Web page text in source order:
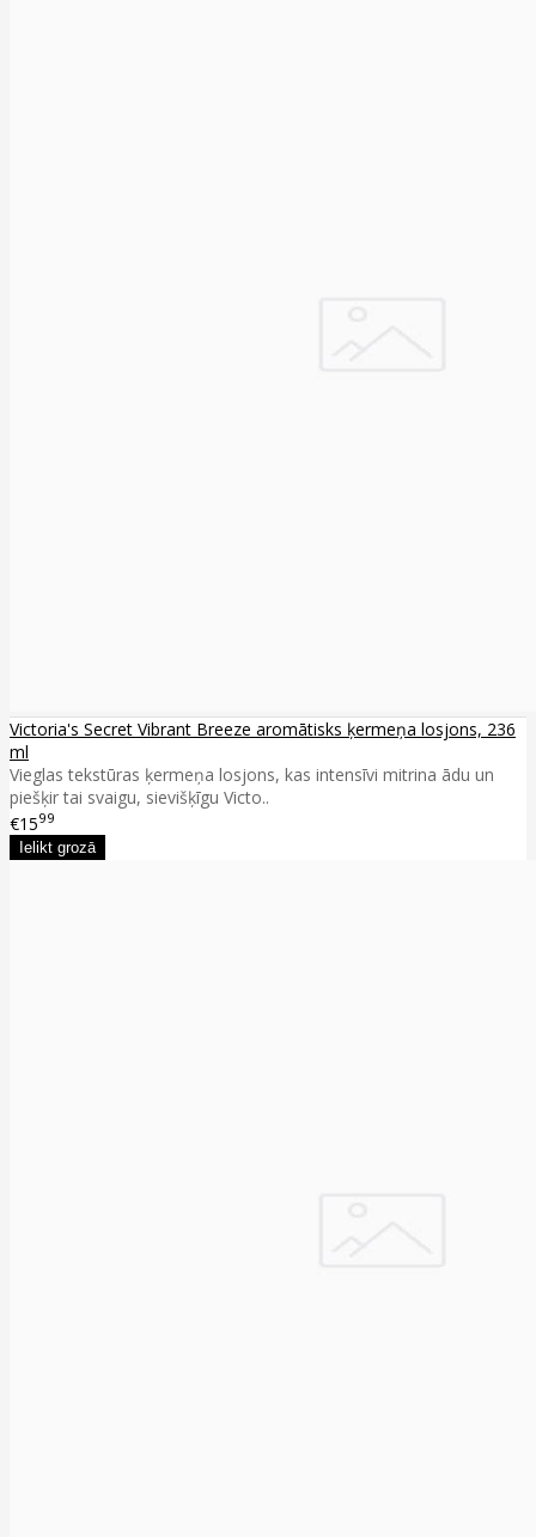
Victoria's Secret Vibrant Breeze aromātisks ķermeņa losjons, 236
ml
Vieglas tekstūras ķermeņa losjons, kas intensīvi mitrina ādu un
piešķir tai svaigu, sievišķīgu Victo..
€1599